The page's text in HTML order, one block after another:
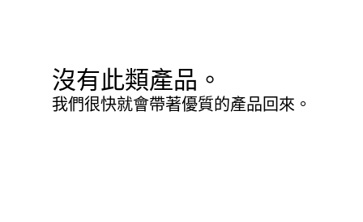
沒有此類產品。
我們很快就會帶著優質的產品回來。